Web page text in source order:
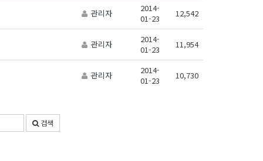
관리자
2014-
01-23
12,542
관리자
2014-
01-23
11,954
관리자
2014-
01-23
10,730
검색